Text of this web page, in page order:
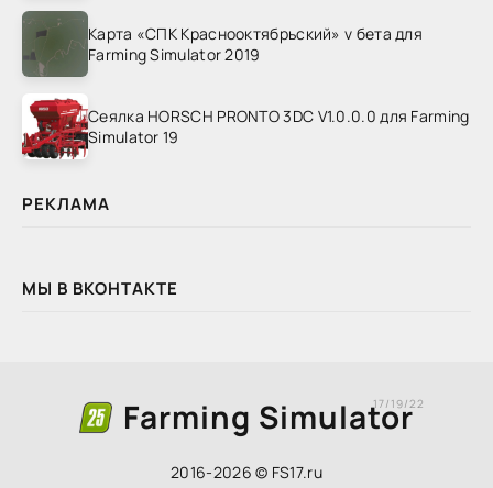
Карта «СПК Краснооктябрьский» v бета для
Farming Simulator 2019
Сеялка HORSCH PRONTO 3DC V1.0.0.0 для Farming
Simulator 19
РЕКЛАМА
МЫ В ВКОНТАКТЕ
Farming Simulator
17/19/22
2016-2026 © FS17.ru